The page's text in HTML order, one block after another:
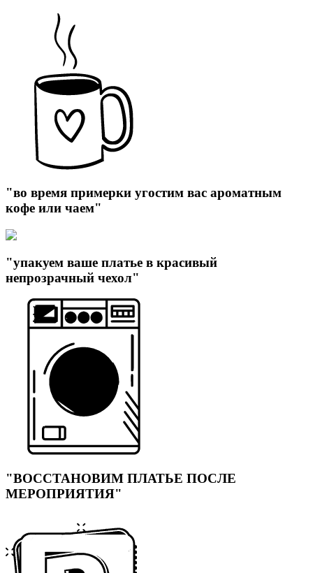
"во время примерки угостим вас ароматным
кофе или чаем"
"упакуем ваше платье в красивый
непрозрачный чехол"
"ВОССТАНОВИМ ПЛАТЬЕ ПОСЛЕ
МЕРОПРИЯТИЯ"